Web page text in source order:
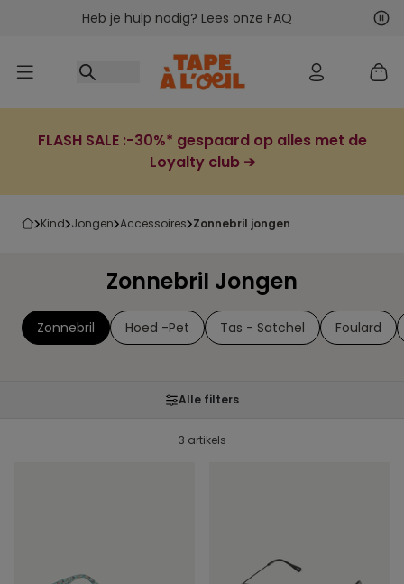
Ga naar inhoudHeb je hulp nodig? Lees onze FAQ
FLASH SALE :-30%* gespaard op alles met de
Loyalty club ➔
kind jongen accessoires zonnebril jongen
Zonnebril Jongen
Zonnebril Hoed -Pet Tas - Satchel Foulard
Alle filters
3 artikels